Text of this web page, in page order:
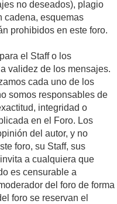
no deseados), plagio
cadena, esquemas
prohibidos en este foro.
el Staff o los
validez de los mensajes.
cada uno de los
somos responsables de
integridad o
en el Foro. Los
del autor, y no
foro, su Staff, sus
a cualquiera que
es censurable a
del foro de forma
foro se reservan el